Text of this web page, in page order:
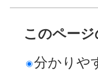
このペー
分かりや